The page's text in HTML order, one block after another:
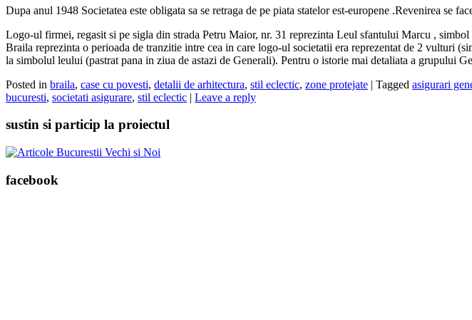
Dupa anul 1948 Societatea este obligata sa se retraga de pe piata statelor est-europene .Revenirea se
Logo-ul firmei, regasit si pe sigla din strada Petru Maior, nr. 31 reprezinta Leul sfantului Marcu ,
Braila reprezinta o perioada de tranzitie intre cea in care logo-ul societatii era reprezentat de 2 vulturi
la simbolul leului (pastrat pana in ziua de astazi de Generali). Pentru o istorie mai detaliata a grupului
Posted in braila, case cu povesti, detalii de arhitectura, stil eclectic, zone protejate | Tagged asigurari
bucuresti, societati asigurare, stil eclectic | Leave a reply
sustin si particip la proiectul
facebook